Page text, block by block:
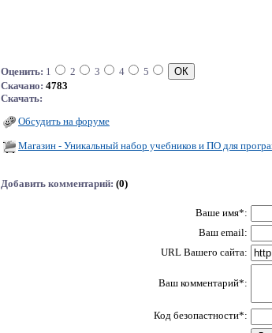
Оценить: 1 2 3 4
5
Скачано: 4783
Скачать:
Обсудить на форуме
Магазин - Уникальный набор учебников и ПО для
Добавить комментарий: (0)
Ваше имя*:
Ваш email:
URL Вашего сайта:
Ваш комментарий*:
Код безопастности*: